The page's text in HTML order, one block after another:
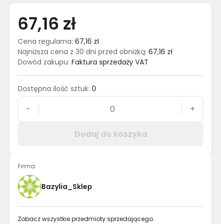
67,16 zł
Cena regularna: 67,16 zł
Najniższa cena z 30 dni przed obniżką: 67,16 zł
Dowód zakupu: Faktura sprzedaży VAT
Dostępna ilość sztuk: 0
- +
Dodaj do koszyka
Firma
Bazylia_Sklep
Zobacz wszystkie przedmioty sprzedającego.